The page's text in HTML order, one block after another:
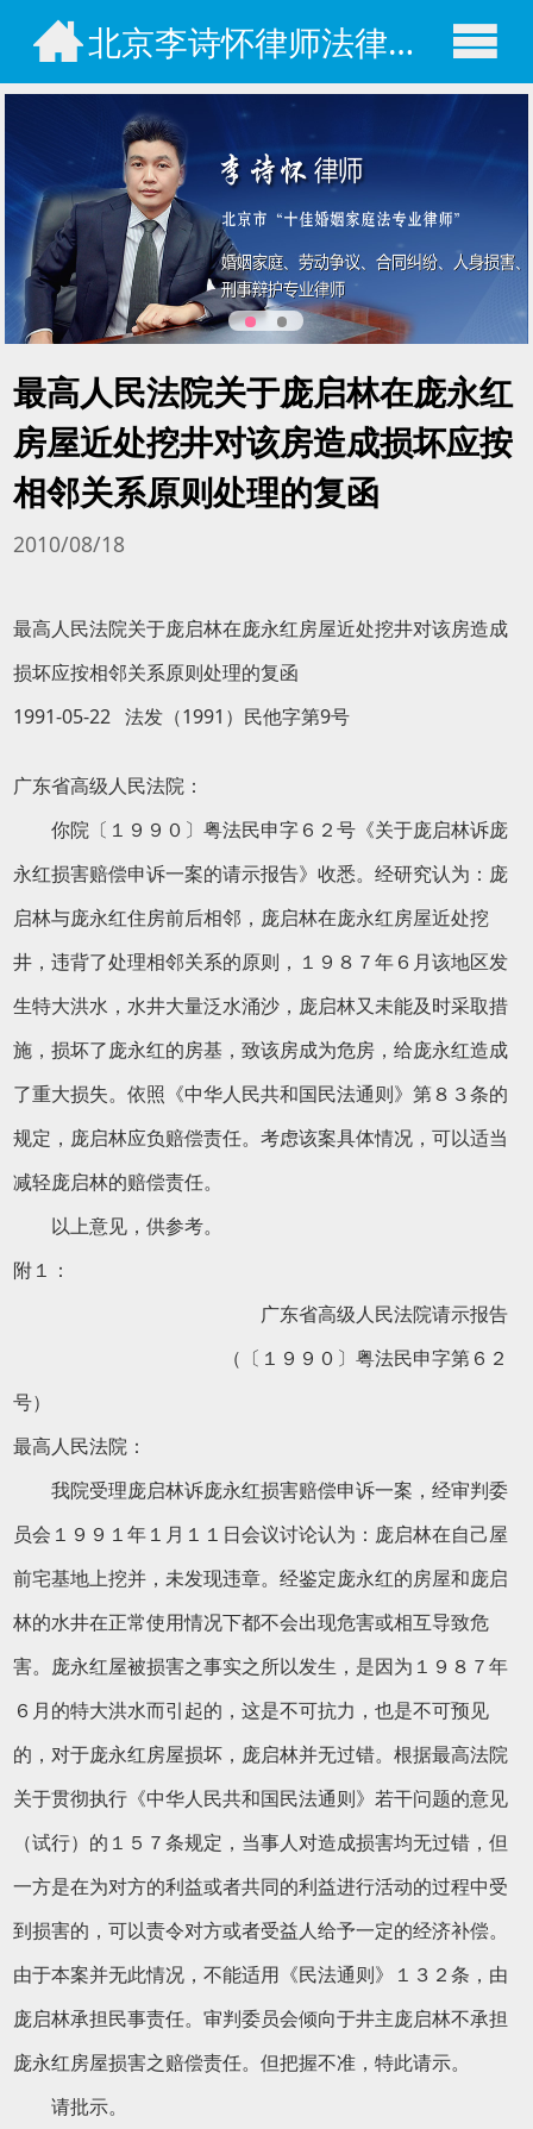
北京李诗怀律师法律咨询网
最高人民法院关于庞启林在庞永红
房屋近处挖井对该房造成损坏应按
相邻关系原则处理的复函
2010/08/18
最高人民法院关于庞启林在庞永红房屋近处挖井对该房造成
损坏应按相邻关系原则处理的复函
1991-05-22 法发（1991）民他字第9号
广东省高级人民法院：
你院〔１９９０〕粤法民申字６２号《关于庞启林诉庞
永红损害赔偿申诉一案的请示报告》收悉。经研究认为：庞
启林与庞永红住房前后相邻，庞启林在庞永红房屋近处挖
井，违背了处理相邻关系的原则，１９８７年６月该地区发
生特大洪水，水井大量泛水涌沙，庞启林又未能及时采取措
施，损坏了庞永红的房基，致该房成为危房，给庞永红造成
了重大损失。依照《中华人民共和国民法通则》第８３条的
规定，庞启林应负赔偿责任。考虑该案具体情况，可以适当
减轻庞启林的赔偿责任。
以上意见，供参考。
附１：
广东省高级人民法院请示报告
（〔１９９０〕粤法民申字第６２
号）
最高人民法院：
我院受理庞启林诉庞永红损害赔偿申诉一案，经审判委
员会１９９１年１月１１日会议讨论认为：庞启林在自己屋
前宅基地上挖并，未发现违章。经鉴定庞永红的房屋和庞启
林的水井在正常使用情况下都不会出现危害或相互导致危
害。庞永红屋被损害之事实之所以发生，是因为１９８７年
６月的特大洪水而引起的，这是不可抗力，也是不可预见
的，对于庞永红房屋损坏，庞启林并无过错。根据最高法院
关于贯彻执行《中华人民共和国民法通则》若干问题的意见
（试行）的１５７条规定，当事人对造成损害均无过错，但
一方是在为对方的利益或者共同的利益进行活动的过程中受
到损害的，可以责令对方或者受益人给予一定的经济补偿。
由于本案并无此情况，不能适用《民法通则》１３２条，由
庞启林承担民事责任。审判委员会倾向于井主庞启林不承担
庞永红房屋损害之赔偿责任。但把握不准，特此请示。
请批示。